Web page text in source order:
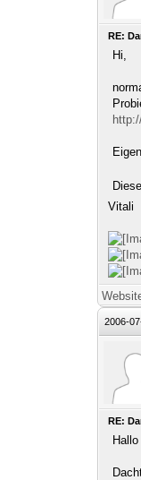
RE:
Hi,
Vitali
2006-
RE:
Hallo